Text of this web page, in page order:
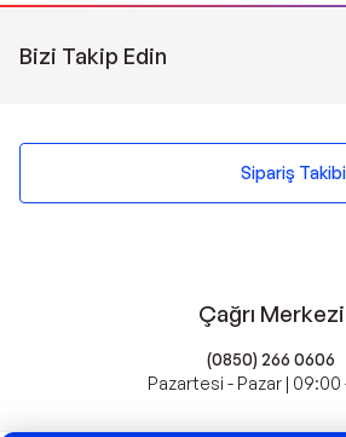
Bizi Takip Edin
Sipariş Takibi
Çağrı Merkezi
(0850) 266 0606
Pazartesi - Pazar | 09:00